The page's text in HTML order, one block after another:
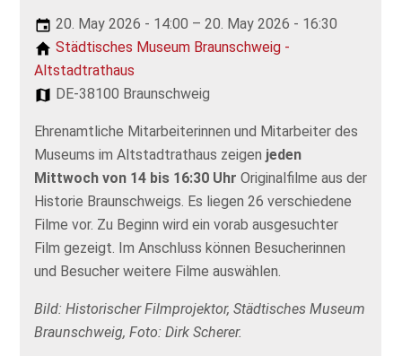
20. May 2026 - 14:00 – 20. May 2026 - 16:30
Städtisches Museum Braunschweig -
Altstadtrathaus
DE-38100 Braunschweig
Ehrenamtliche Mitarbeiterinnen und Mitarbeiter des
Museums im Altstadtrathaus zeigen jeden
Mittwoch von 14 bis 16:30 Uhr Originalfilme aus der
Historie Braunschweigs. Es liegen 26 verschiedene
Filme vor. Zu Beginn wird ein vorab ausgesuchter
Film gezeigt. Im Anschluss können Besucherinnen
und Besucher weitere Filme auswählen.
Bild: Historischer Filmprojektor, Städtisches Museum
Braunschweig, Foto: Dirk Scherer.